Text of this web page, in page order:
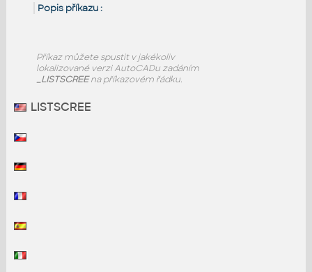
Popis příkazu :
Příkazmůžete spustit v jakékoliv
lokalizované verzi AutoCADu zadáním
_LISTSCREEna příkazovém řádku.
LISTSCREE